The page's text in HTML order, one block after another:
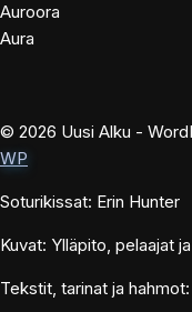
Auroora
Aura
© 2026 Uusi Alku -
WP
Soturikissat: Erin Hunter
Kuvat: Ylläpito, pelaajat
Tekstit, tarinat ja